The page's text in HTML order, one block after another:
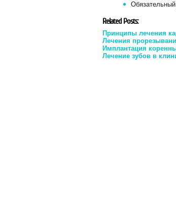
Обязательный
Related Posts:
Принципы лечения
Лечения
Имплантация
Лечение зубов в